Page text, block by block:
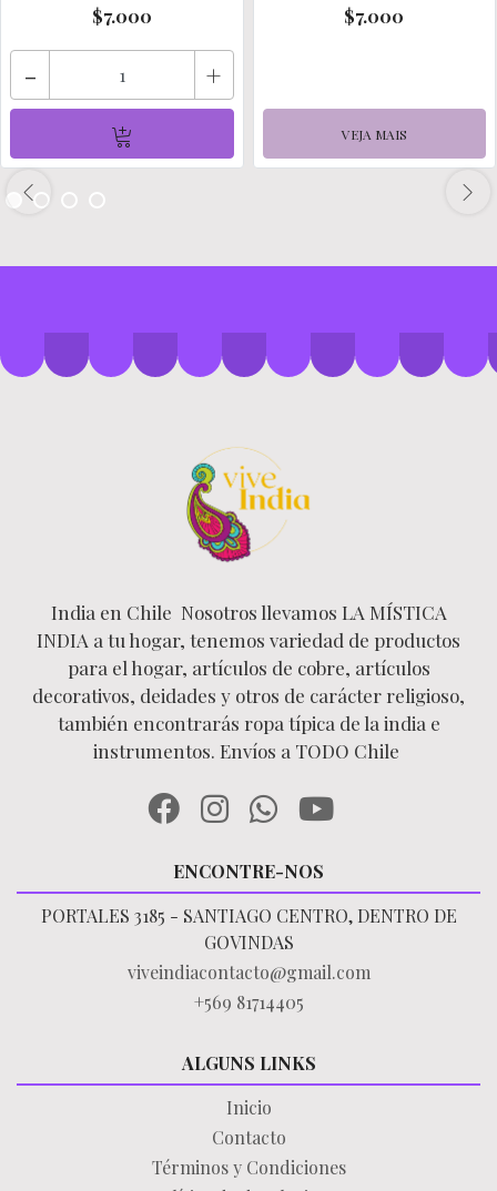
$7.000
- +
$7.000
VEJA MAIS
India en Chile Nosotros llevamos LA MÍSTICA
INDIA a tu hogar, tenemos variedad de productos
para el hogar, artículos de cobre, artículos
decorativos, deidades y otros de carácter religioso,
también encontrarás ropa típica de la india e
instrumentos. Envíos a TODO Chile
ENCONTRE-NOS
PORTALES 3185 - SANTIAGO CENTRO, DENTRO DE
GOVINDAS
viveindiacontacto@gmail.com
+569 81714405
ALGUNS LINKS
Inicio
Contacto
Términos y Condiciones